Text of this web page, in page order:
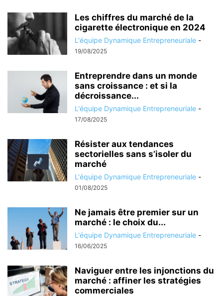
Les chiffres du marché de la
cigarette électronique en 2024
L'équipe Dynamique Entrepreneuriale -
19/08/2025
Entreprendre dans un monde
sans croissance : et si la
décroissance...
L'équipe Dynamique Entrepreneuriale -
17/08/2025
Résister aux tendances
sectorielles sans s’isoler du
marché
L'équipe Dynamique Entrepreneuriale -
01/08/2025
Ne jamais être premier sur un
marché : le choix du...
L'équipe Dynamique Entrepreneuriale -
16/06/2025
Naviguer entre les injonctions du
marché : affiner les stratégies
commerciales